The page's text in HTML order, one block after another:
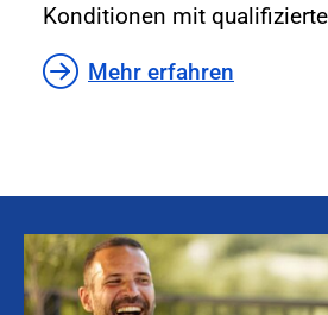
Konditionen mit
Mehr erfahren